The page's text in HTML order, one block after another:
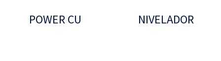
POWER CU NIVELADOR